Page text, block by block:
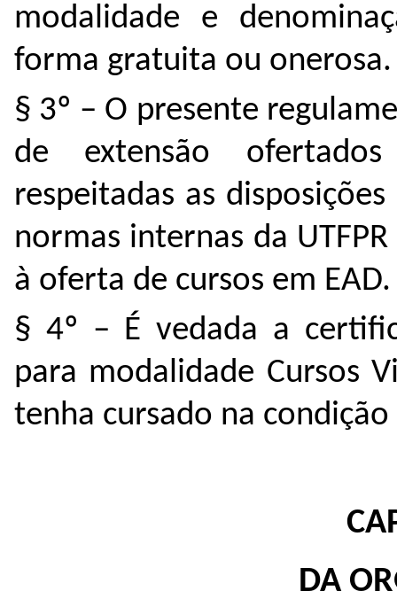
modalidade e
forma gratuita ou onerosa.
§ 3º – O presente
de extensão
respeitadas as
normas internas da
à oferta de cursos em EAD.
§ 4º – É vedada a
para modalidade Cursos
tenha cursado na
DA